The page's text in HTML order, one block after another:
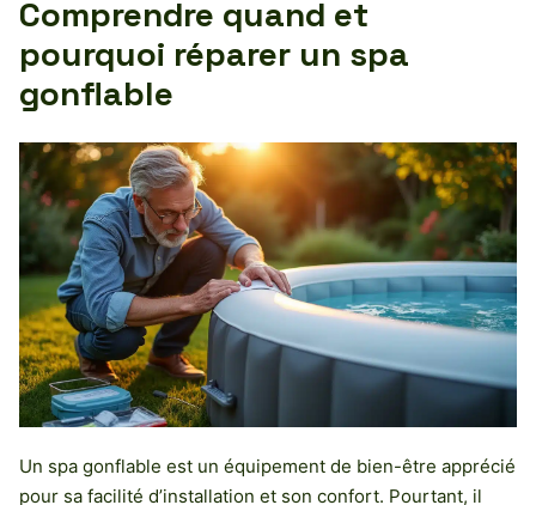
Comprendre quand et
pourquoi réparer un spa
gonflable
Un spa gonflable est un équipement de bien-être apprécié
pour sa facilité d’installation et son confort. Pourtant, il